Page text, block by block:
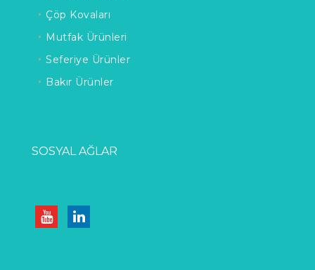
Çöp Kovaları
Mutfak Ürünleri
Seferiye Ürünler
Bakır Ürünler
SOSYAL AĞLAR